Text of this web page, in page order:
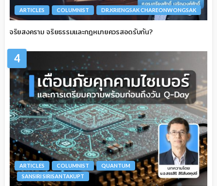
ARTICLES COLUMNIST DR.KRIENGSAK CHAREONWONGSAK
จริยสงคราม จริยธรรมและกฎหมายควรสอดรับกัน?
4
ARTICLES COLUMNIST
QUANTUM
SANSIRI SIRISANTAKUPT